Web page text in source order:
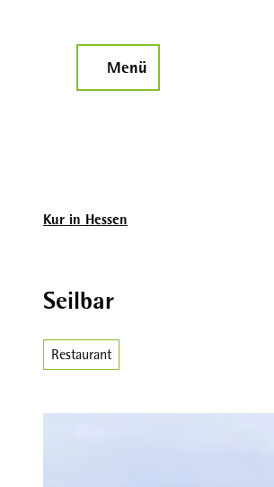
Menü
Kur in Hessen
Seilbar
Restaurant